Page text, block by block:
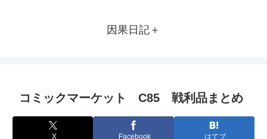
因果日記＋
コミックマーケット C85 戦利品まとめ
X Facebook はてブ